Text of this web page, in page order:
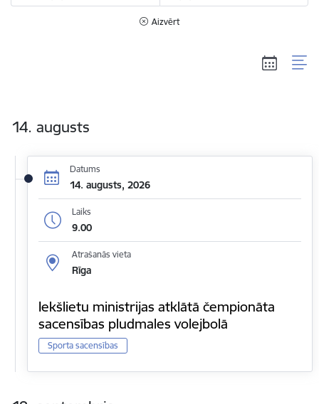
Aizvērt
14. augusts
Datums
14. augusts, 2026
Laiks
9.00
Atrašanās vieta
Rīga
Iekšlietu ministrijas atklātā čempionāta
sacensības pludmales volejbolā
Sporta sacensības